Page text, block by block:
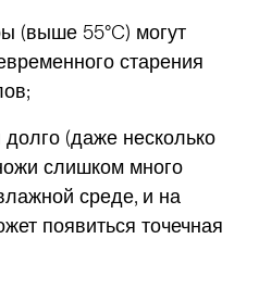
(выше 55°C) могут
старения
(даже несколько
слишком много
среде, и на
появиться точечная